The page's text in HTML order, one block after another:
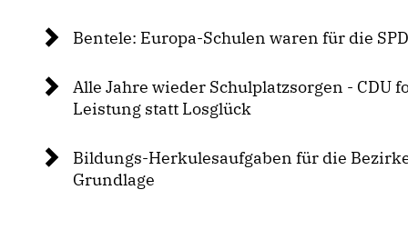
Bentele: Europa-Schulen waren für die
Alle Jahre wieder Schulplatzsorgen - CDU
Leistung statt Losglück
Bildungs-Herkulesaufgaben für die
Grundlage